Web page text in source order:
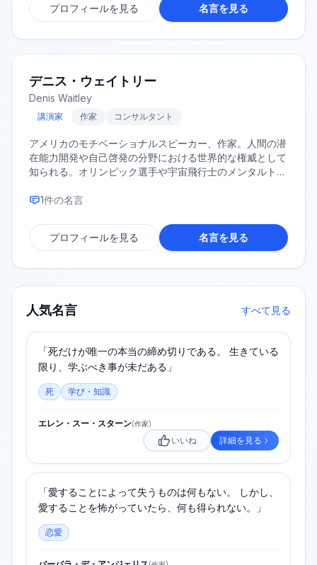
プロフィールを見る 名言を見る
デニス・ウェイトリー
Denis Waitley
講演家 作家 コンサルタント
アメリカのモチベーショナルスピーカー、作家。人間の潜
在能力開発や自己啓発の分野における世界的な権威として
知られる。オリンピック選手や宇宙飛行士のメンタルトレ
る。
1件の名言
プロフィールを見る 名言を見る
人気名言 すべて見る
「死だけが唯一の本当の締め切りである。 生きている
限り、学ぶべき事が未だある」
死 学び・知識
エレン・スー・スターン(作家)
いいね 詳細を見る
「愛することによって失うものは何もない。 しかし、
愛することを怖がっていたら、何も得られない。」
恋愛